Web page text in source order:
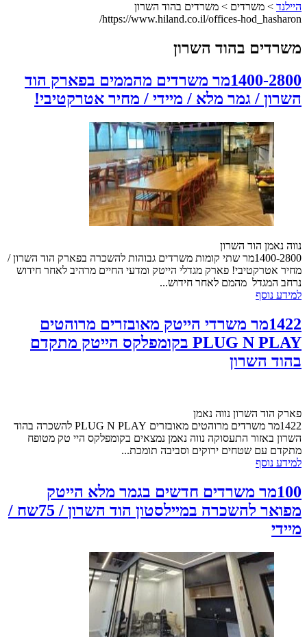
היילנד > משרדים > משרדים בהוד השרון
https://www.hiland.co.il/offices-hod_hasharon/
משרדים בהוד השרון
1400-2800מר משרדים מהממים בפארק הוד
השרון / גמר מלא / מיידי / מחיר אטרקטיבי!
נווה נאמן הוד השרון
1400-2800מר שתי קומות משרדים גבוהות להשכרה בפארק הוד השרון /
מחיר אטרקטיבי! פארק מגדלי הייטק ומדעי החיים מרהיב לאחר חידוש
נרחב המגדל מהמם לאחר חידוש...
למידע נוסף
1422מר משרדי הייטק מאובזרים מרוהטים
PLUG N PLAY בקומפלקס הייטק מתקדם
בהוד השרון
פארק הוד השרון נווה נאמן
1422מר משרדים מרוהטים מאובזרים PLUG N PLAY להשכרה בהוד
השרון באזור התעסוקה נווה נאמן נמצאים בקומפלקס היי טק מטופח
מתקדם עם שטחים ירוקים וסביבה תומכת...
למידע נוסף
100מר משרדים חדשים בגמר מלא הייטק
מפואר להשכרה במיילסטון הוד השרון / 75שח /
מיידי